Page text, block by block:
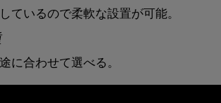
ているので柔軟な設置が可能。
に合わせて選べる。